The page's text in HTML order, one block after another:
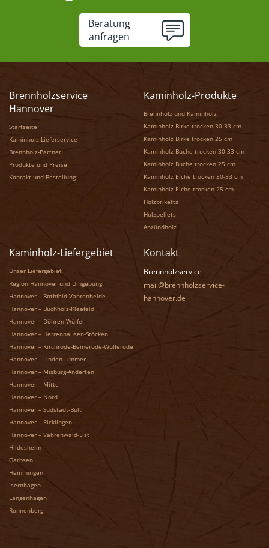
Beratung
anfragen
Brennholzservice
Hannover
Startseite
Kaminholz-Lieferservice
Brennholz-Partner
Produkte und Preise
Kontakt und Bestellung
Kaminholz-Produkte
Brennholz und Kaminholz
Kaminholz Birke trocken 30-33 cm
Kaminholz Birke trocken 25 cm
Kaminholz Buche trocken 30-33 cm
Kaminholz Buche trocken 25 cm
Kaminholz Eiche trocken 30-33 cm
Kaminholz Eiche trocken 25 cm
Holzbriketts
Holzpellets
Anzündholz
Kaminholz-Liefergebiet
Unser Liefergebiet
Region Hannover und Umgebung
Hannover – Bothfeld-Vahrenheide
Hannover – Buchholz-Kleefeld
Hannover – Döhren-Wülfel
Hannover – Herrenhausen-Stöcken
Hannover – Kirchrode-Bemerode-Wülferode
Hannover – Linden-Limmer
Hannover – Misburg-Anderten
Hannover – Mitte
Hannover – Nord
Hannover – Südstadt-Bult
Hannover – Ricklingen
Hannover – Vahrenwald-List
Hildesheim
Garbsen
Hemmingen
Isernhagen
Langenhagen
Ronnenberg
Kontakt
Brennholzservice
mail@brennholzservice-
hannover.de